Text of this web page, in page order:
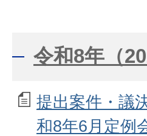
令和8年（
提出案件・議
和8年6月定例